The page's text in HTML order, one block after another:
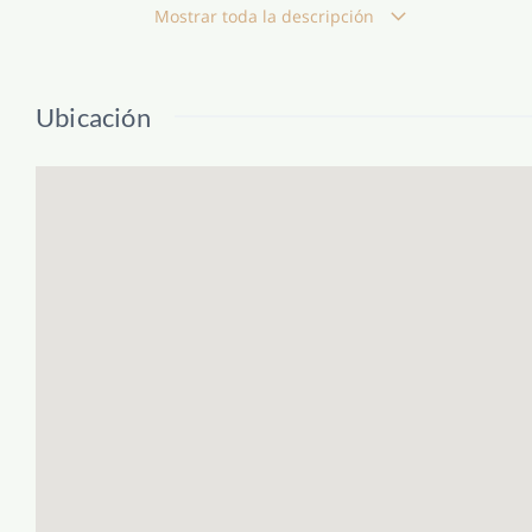
Los acabados de alta calidad, como el
interior en madera lacada blanca, aportan
Mostrar toda la descripción
Ubicación